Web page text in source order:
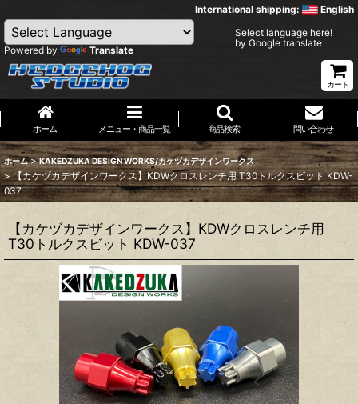
International shipping: English
Powered by Translate
Select language here!
by Google translate
カート
ホーム メニュー・商品一覧 商品検索 問い合わせ
ホーム > KAKEDZUKA DESIGN WORKS/カケヅカデザインワークス
> 【カケヅカデザインワークス】KDWクロスレンチ用 T30トルクスビット KDW-
037
【カケヅカデザインワークス】KDWクロスレンチ用
T30トルクスビット KDW-037